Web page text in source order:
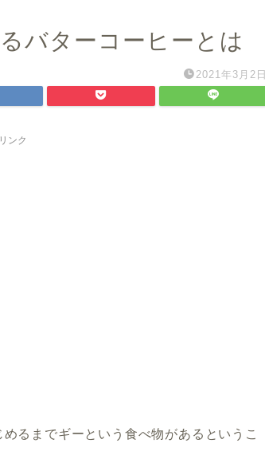
バターコーヒーとは
2021年3月2日
ンク
るまでギーという食べ物があるというこ